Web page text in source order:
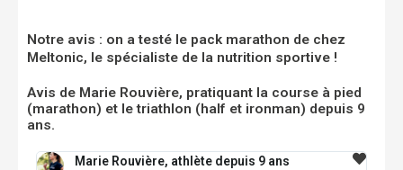
Notre avis : on a testé le pack marathon de chez
Meltonic, le spécialiste de la nutrition sportive !
Avis de Marie Rouvière, pratiquant la course à pied
(marathon) et le triathlon (half et ironman) depuis 9
ans.
Marie Rouvière, athlète depuis 9 ans